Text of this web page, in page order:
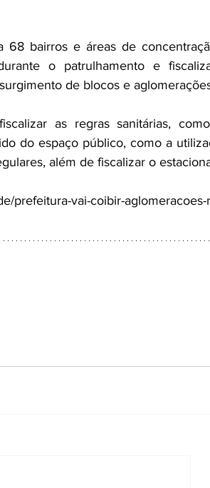
68 bairros e áreas de
o patrulhamento e
de blocos e
as regras sanitárias,
do espaço público, como a
além de fiscalizar o
prefeitura-vai-coibir-